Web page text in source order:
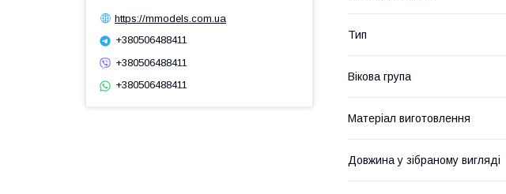
Тип
Вікова група
Матеріал виготовлення
Довжина у зібраному вигляді
https://mmodels.com.ua
+380506488411
+380506488411
+380506488411